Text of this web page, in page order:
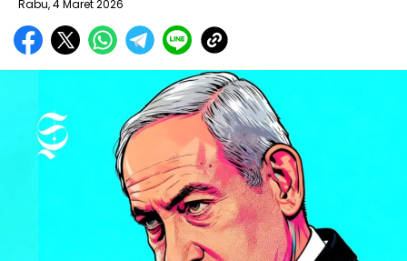
Rabu, 4 Maret 2026